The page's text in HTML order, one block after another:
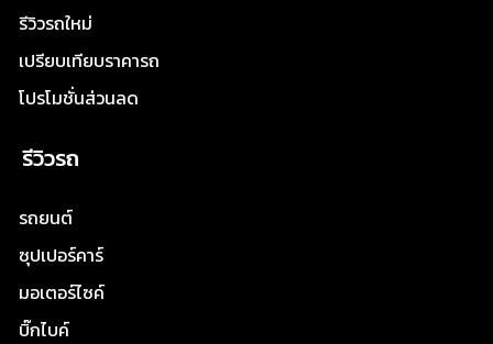
รีวิวรถใหม่
เปรียบเทียบราคารถ
โปรโมชั่นส่วนลด
รีวิวรถ
รถยนต์
ซุปเปอร์คาร์
มอเตอร์ไซค์
บิ๊กไบค์